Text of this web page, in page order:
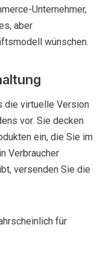
Unternehmer,
aber
wünschen.
die virtuelle Version
vor. Sie decken
ein, die Sie im
Verbraucher
versenden Sie die
für